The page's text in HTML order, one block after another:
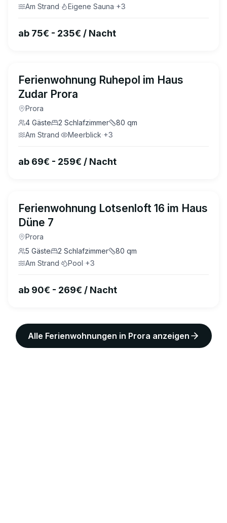
Am Strand· Eigene Sauna·+3
ab 75€ - 235€ / Nacht
Ferienwohnung Ruhepol im Haus
Zudar Prora
Prora
4 Gäste 2 Schlafzimmer 80 qm
Am Strand· Meerblick·+3
ab 69€ - 259€ / Nacht
4.8
Ferienwohnung Lotsenloft 16 im Haus
Düne 7
Prora
5 Gäste 2 Schlafzimmer 80 qm
Am Strand· Pool·+3
ab 90€ - 269€ / Nacht
Alle Ferienwohnungen in Prora anzeigen